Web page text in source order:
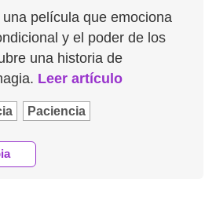
película que emociona
y el poder de los
una historia de
Leer artículo
Paciencia